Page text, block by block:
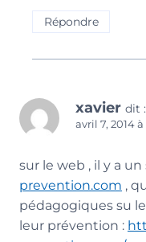
Répondre
xavier dit :
avril 7, 2014
sur le web , il y a un
prevention.com ,
pédagogiques su
leur prévention :